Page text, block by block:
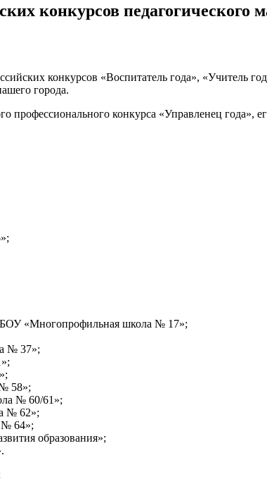
конкурсов педагогического
конкурсов «Воспитатель года», «Учитель
города.
конкурса «Управленец года»,
«Многопрофильная школа № 17»;
№ 37»;
58»;
№ 60/61»;
№ 62»;
№ 64»;
образования»;